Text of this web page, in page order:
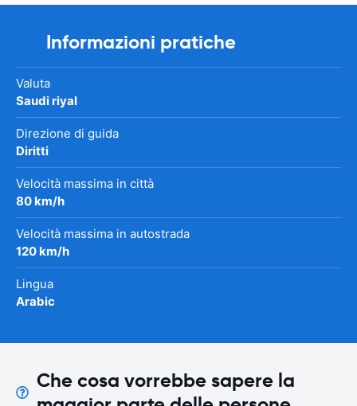
Informazioni pratiche
Valuta
Saudi riyal
Direzione di guida
Diritti
Velocità massima in città
80 km/h
Velocità massima in autostrada
120 km/h
Lingua
Arabic
Che cosa vorrebbe sapere la